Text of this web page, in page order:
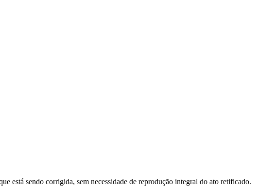
está sendo corrigida, sem necessidade de reprodução integral do ato retificado.